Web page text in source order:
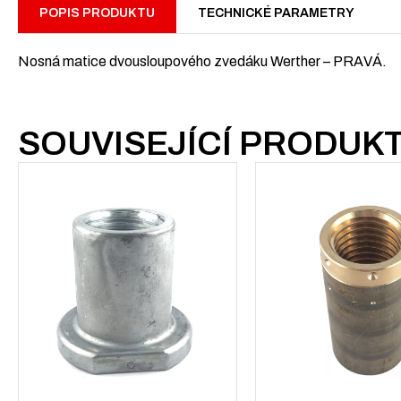
POPIS PRODUKTU TECHNICKÉ PARAMETRY
Nosná matice dvousloupového zvedáku Werther – PRAVÁ.
SOUVISEJÍCÍ